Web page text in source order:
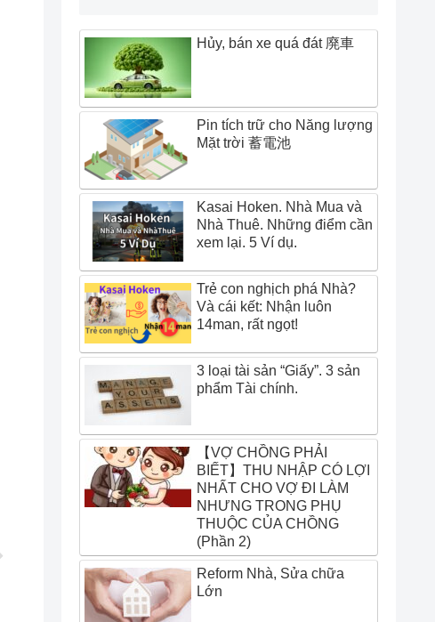
Hủy, bán xe quá đát 廃車
Pin tích trữ cho Năng lượng
Mặt trời 蓄電池
Kasai Hoken. Nhà Mua và
Nhà Thuê. Những điểm cần
xem lại. 5 Ví dụ.
Trẻ con nghịch phá Nhà?
Và cái kết: Nhận luôn
14man, rất ngọt!
3 loại tài sản “Giấy”. 3 sản
phẩm Tài chính.
【VỢ CHỒNG PHẢI
BIẾT】THU NHẬP CÓ LỢI
NHẤT CHO VỢ ĐI LÀM
NHƯNG TRONG PHỤ
THUỘC CỦA CHỒNG
(Phần 2)
Reform Nhà, Sửa chữa
Lớn